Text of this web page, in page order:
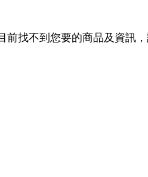
前找不到您要的商品及資訊